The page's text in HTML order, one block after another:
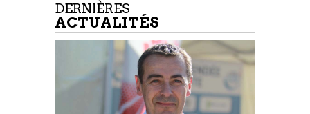
DERNIÈRES
ACTUALITÉS